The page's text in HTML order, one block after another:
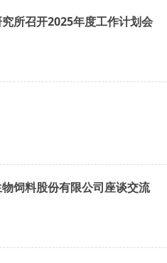
所召开2025年度工作计划会
饲料股份有限公司座谈交流